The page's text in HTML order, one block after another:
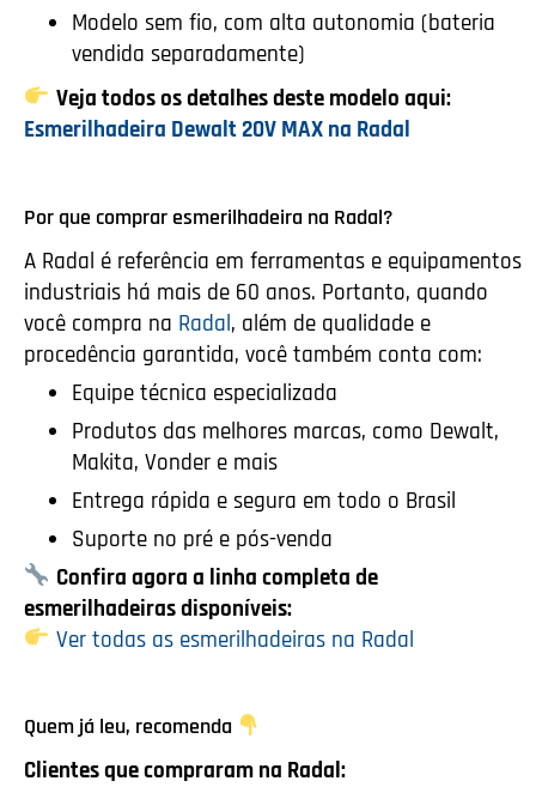
Modelo sem fio, com alta autonomia (bateria
vendida separadamente)
Veja todos os detalhes deste modelo aqui:
Esmerilhadeira Dewalt 20V MAX na Radal
Por que comprar esmerilhadeira na Radal?
A Radal é referência em ferramentas e equipamentos
industriais há mais de 60 anos. Portanto, quando
você compra na Radal, além de qualidade e
procedência garantida, você também conta com:
Equipe técnica especializada
Produtos das melhores marcas, como Dewalt,
Makita, Vonder e mais
Entrega rápida e segura em todo o Brasil
Suporte no pré e pós-venda
Confira agora a linha completa de
esmerilhadeiras disponíveis:
Ver todas as esmerilhadeiras na Radal
Quem já leu, recomenda
Clientes que compraram na Radal: